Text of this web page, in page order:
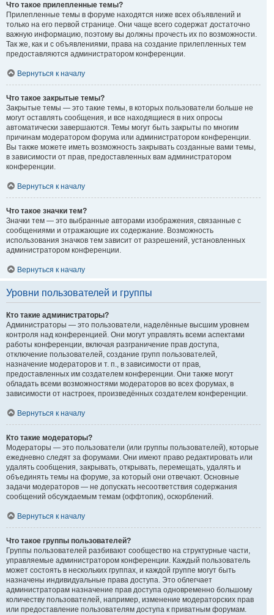
Что такое прилепленные темы?
Прилепленные темы в форуме находятся ниже всех объявлений и
только на его первой странице. Они чаще всего содержат достаточно
важную информацию, поэтому вы должны прочесть их по возможности.
Так же, как и с объявлениями, права на создание прилепленных тем
предоставляются администратором конференции.
Вернуться к началу
Что такое закрытые темы?
Закрытые темы — это такие темы, в которых пользователи больше не
могут оставлять сообщения, и все находящиеся в них опросы
автоматически завершаются. Темы могут быть закрыты по многим
причинам модератором форума или администратором конференции.
Вы также можете иметь возможность закрывать созданные вами темы,
в зависимости от прав, предоставленных вам администратором
конференции.
Вернуться к началу
Что такое значки тем?
Значки тем — это выбранные авторами изображения, связанные с
сообщениями и отражающие их содержание. Возможность
использования значков тем зависит от разрешений, установленных
администратором конференции.
Вернуться к началу
Уровни пользователей и группы
Кто такие администраторы?
Администраторы — это пользователи, наделённые высшим уровнем
контроля над конференцией. Они могут управлять всеми аспектами
работы конференции, включая разграничение прав доступа,
отключение пользователей, создание групп пользователей,
назначение модераторов и т. п., в зависимости от прав,
предоставленных им создателем конференции. Они также могут
обладать всеми возможностями модераторов во всех форумах, в
зависимости от настроек, произведённых создателем конференции.
Вернуться к началу
Кто такие модераторы?
Модераторы — это пользователи (или группы пользователей), которые
ежедневно следят за форумами. Они имеют право редактировать или
удалять сообщения, закрывать, открывать, перемещать, удалять и
объединять темы на форуме, за который они отвечают. Основные
задачи модераторов — не допускать несоответствия содержания
сообщений обсуждаемым темам (оффтопик), оскорблений.
Вернуться к началу
Что такое группы пользователей?
Группы пользователей разбивают сообщество на структурные части,
управляемые администратором конференции. Каждый пользователь
может состоять в нескольких группах, и каждой группе могут быть
назначены индивидуальные права доступа. Это облегчает
администраторам назначение прав доступа одновременно большому
количеству пользователей, например, изменение модераторских прав
или предоставление пользователям доступа к приватным форумам.